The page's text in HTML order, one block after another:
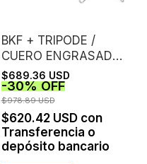
BKF + TRIPODE /
CUERO ENGRASADO /
ESTRUCTURA
CROMO
$689.36 USD
-30%OFF
$978.89 USD
$620.42 USD con
Transferencia o
depósito bancario